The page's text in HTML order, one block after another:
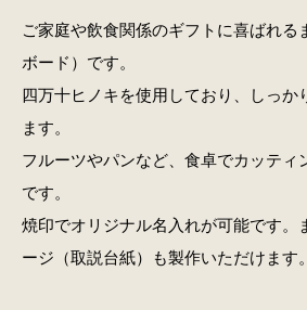
ご家庭や飲食関係のギフトに喜ばれる
ボード）です。
四万十ヒノキを使用しており、しっか
ます。
フルーツやパンなど、食卓でカッティ
です。
焼印でオリジナル名入れが可能です。
ージ（取説台紙）も製作いただけます。